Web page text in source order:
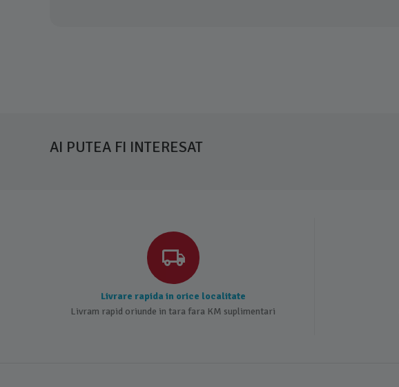
AI PUTEA FI INTERESAT
Livrare rapida in orice localitate
Livram rapid oriunde in tara fara KM suplimentari